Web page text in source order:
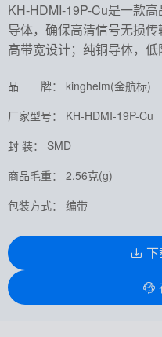
KH-HDMI-19P-Cu是一款
导体，确保高清信号无损传
高带宽设计；纯铜导体，低
品 牌： kinghelm(金航标)
厂家型号： KH-HDMI-19P-Cu
封 装： SMD
商品毛重： 2.56克(g)
包装方式： 编带
下